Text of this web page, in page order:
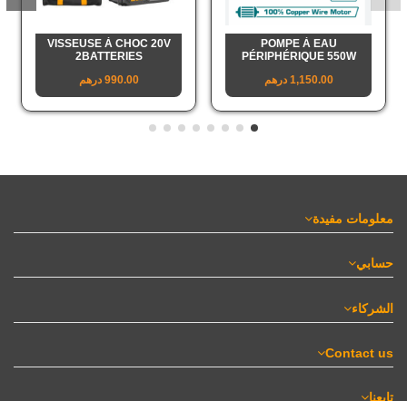
POMPE À EAU
PÉRIPHÉRIQUE 550W
1,150.00 درهم
VISSEUSE À CHOC 20V
2BATTERIES
990.00 درهم
معلومات مفيدة
حسابي
الشركاء
Contact us
تابعنا